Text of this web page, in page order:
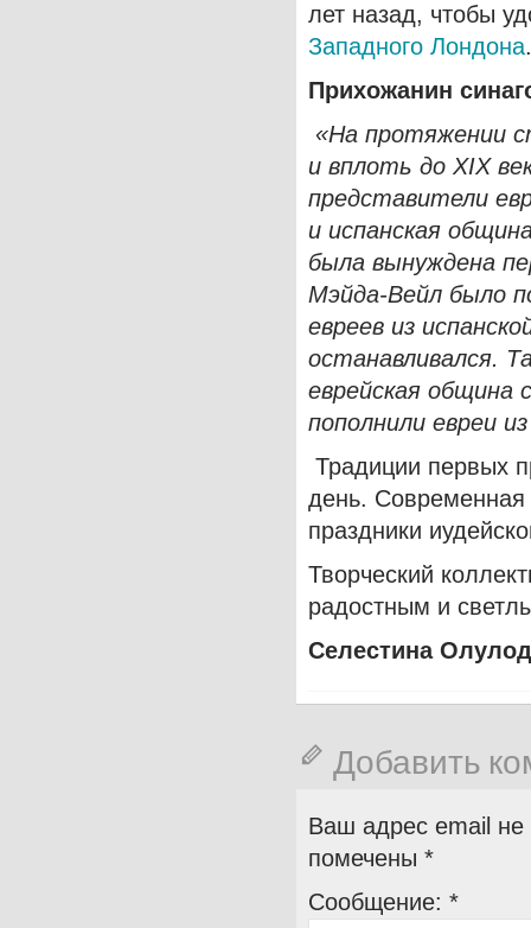
лет назад, чтобы
Западного Лондона.
Прихожанин
«На протяжении
и вплоть до XIX
представители
и испанская
была вынуждена
Мэйда-Вейл было
евреев из
останавливался.
еврейская община
пополнили евреи
Традиции первых
день. Современная
праздники
Творческий
радостным и
Селестина
Добавить
Ваш адрес email не
помечены *
Сообщение: *